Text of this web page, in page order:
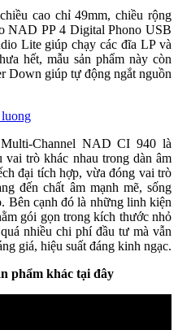
cao chỉ 49mm, chiều rộng
NAD PP 4 Digital Phono USB
Lite giúp chạy các đĩa LP và
hết, mẫu sản phẩm này còn
Down giúp tự động ngắt nguồn
Channel NAD CI 940 là
trò khác nhau trong dàn âm
đại tích hợp, vừa đóng vai trò
đến chất âm mạnh mẽ, sống
Bên cạnh đó là những linh kiện
gói gọn trong kích thước nhỏ
nhiều chi phí đầu tư mà vẫn
giá, hiệu suất đáng kinh ngạc.
phẩm khác tại đây